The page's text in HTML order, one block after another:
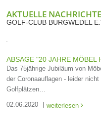
AKTUELLE
GOLF-CLUB BURGWEDEL
ABSAGE "20 JAHRE MÖBEL
Das 75jährige Jubiläum von
der Coronaauflagen - leider
Golfplätzen…
02.06.2020 weiterlesen